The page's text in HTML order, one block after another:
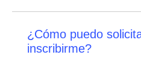
¿Cómo puedo
inscribirme?